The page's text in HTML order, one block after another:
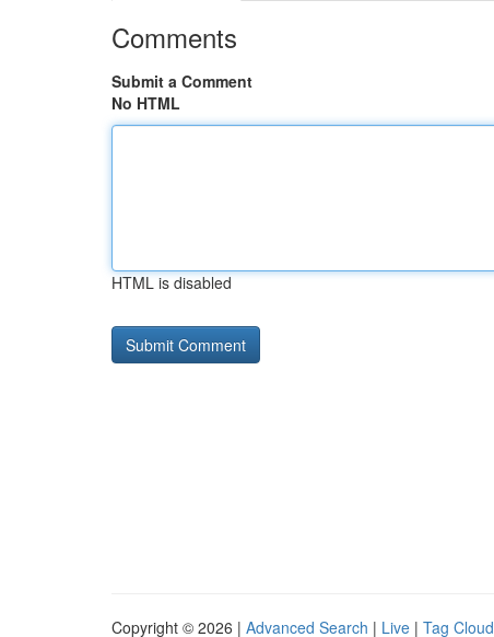
Comments
Submit a Comment
No HTML
HTML is disabled
Copyright © 2026 | Advanced Search | Live | Tag Cloud